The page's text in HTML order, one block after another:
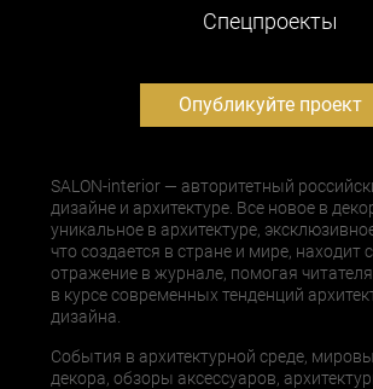
Cпецпроекты
Опубликуйте проект
SALON-interior — авторитетный
дизайне и архитектуре. Все новое в
уникальное в архитектуре,
что создается в стране и мире, находит
отражение в журнале, помогая
в курсе современных тенденций
дизайна.
События в архитектурной среде,
декора, обзоры аксессуаров,